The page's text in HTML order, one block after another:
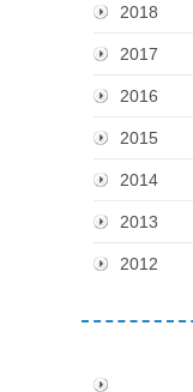
2018
2017
2016
2015
2014
2013
2012